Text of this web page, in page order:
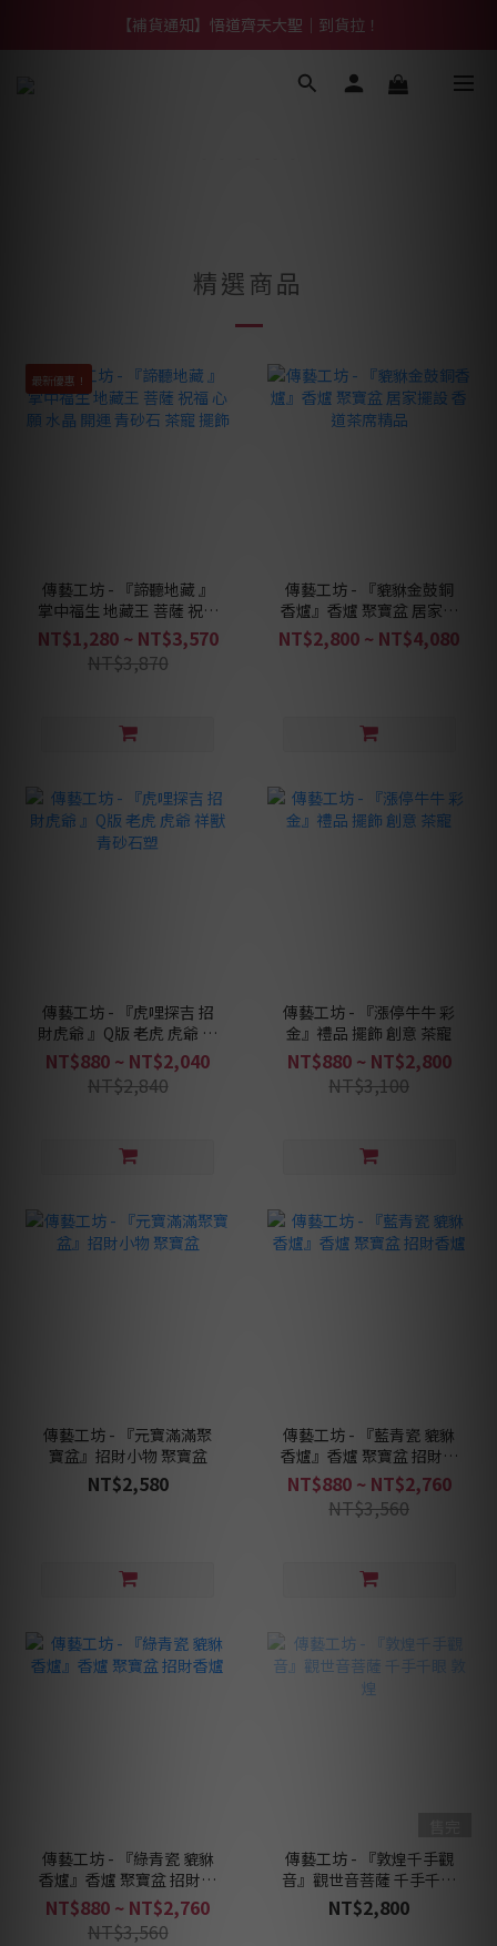
【熱門】馬上有系列！四種寶物幫你財運「轉」進來
【補貨通知】悟道齊天大聖｜到貨拉！
【熱門】馬上有系列！四種寶物幫你財運「轉」進來
精選商品
最新優惠！
傳藝工坊 - 『諦聽地藏 』
掌中福生 地藏王 菩薩 祝福
心願 水晶 開運 青砂石 茶
寵 擺飾
NT$1,280 ~ NT$3,570
NT$3,870
傳藝工坊 - 『貔貅金鼓銅
香爐』香爐 聚寶盆 居家擺
設 香道茶席精品
NT$2,800 ~ NT$4,080
傳藝工坊 - 『虎哩探吉 招
財虎爺 』Q版 老虎 虎爺 祥
獸 青砂石塑
NT$880 ~ NT$2,040
NT$2,840
傳藝工坊 - 『漲停牛牛 彩
金』禮品 擺飾 創意 茶寵
NT$880 ~ NT$2,800
NT$3,100
傳藝工坊 - 『元寶滿滿聚
寶盆』招財小物 聚寶盆
NT$2,580
傳藝工坊 - 『藍青瓷 貔貅
香爐』香爐 聚寶盆 招財香
爐
NT$880 ~ NT$2,760
NT$3,560
傳藝工坊 - 『綠青瓷 貔貅
香爐』香爐 聚寶盆 招財香
爐
NT$880 ~ NT$2,760
NT$3,560
傳藝工坊 - 『敦煌千手觀
音』觀世音菩薩 千手千眼
敦煌
NT$2,800